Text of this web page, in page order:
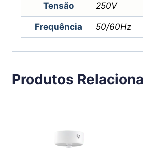
Tensão 250V
Frequência 50/60Hz
Produtos